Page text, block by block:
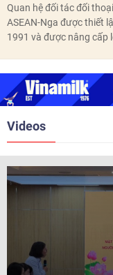
Quan hệ đối tác đối thoại
ASEAN-Nga được thiết
1991 và được nâng cấp
nghị Cấp cao vào các
2010, 2016, 2018, 2021.
Videos